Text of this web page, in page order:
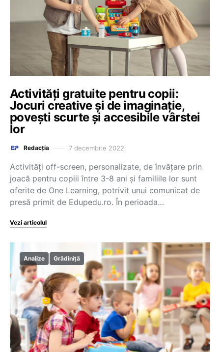
Activități gratuite pentru copii:
Jocuri creative și de imaginație,
povești scurte și accesibile vârstei
lor
Redacția 7 decembrie 2022
Activități off-screen, personalizate, de învățare prin
joacă pentru copiii între 3-8 ani și familiile lor sunt
oferite de One Learning, potrivit unui comunicat de
presă primit de Edupedu.ro. În perioada…
Vezi articolul
Analize Grădiniță